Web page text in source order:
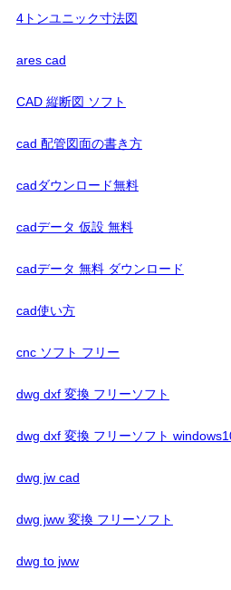
4トンユニック寸法図
ares cad
CAD 縦断図 ソフト
cad 配管図面の書き方
cadダウンロード無料
cadデータ 仮設 無料
cadデータ 無料 ダウンロード
cad使い方
cnc ソフト フリー
dwg dxf 変換 フリーソフト
dwg dxf 変換 フリーソフト
dwg jw cad
dwg jww 変換 フリーソフト
dwg to jww